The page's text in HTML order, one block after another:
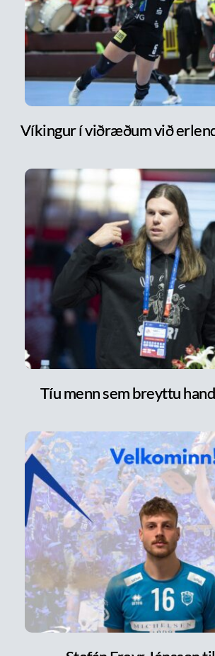
Víkingur í viðræðum við
Tíu menn sem breyttu